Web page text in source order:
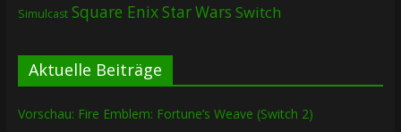
Simulcast Square EnixStar Wars Switch
Aktuelle Beiträge
Vorschau: Fire Emblem: Fortune’s Weave (Switch 2)